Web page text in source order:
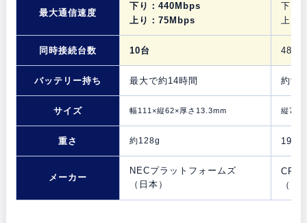
最大通信速度
下り：440Mbps
上り：75Mbps
下り
上り
同時接続台数 10台 48台
バッテリー持ち 最大で約14時間 約9
サイズ 幅111×縦62×厚さ13.3mm 縦72×
重さ 約128g 198g
メーカー
NECプラットフォームズ
（日本）
（日